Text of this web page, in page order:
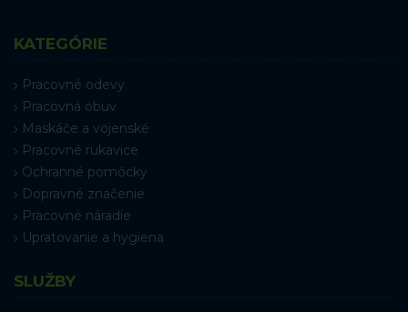
KATEGÓRIE
Pracovné odevy
Pracovná obuv
Maskáče a vojenské
Pracovné rukavice
Ochranné pomôcky
Dopravné značenie
Pracovné náradie
Upratovanie a hygiena
SLUŽBY